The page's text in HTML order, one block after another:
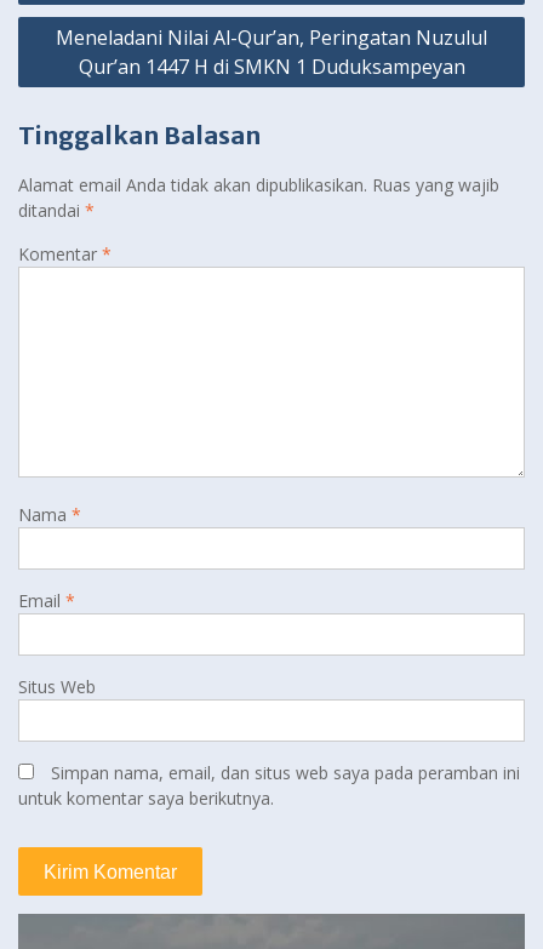
Meneladani Nilai Al-Qur’an, Peringatan Nuzulul
Qur’an 1447 H di SMKN 1 Duduksampeyan
Tinggalkan Balasan
Alamat email Anda tidak akan dipublikasikan. Ruas yang wajib
ditandai *
Komentar *
Nama *
Email *
Situs Web
Simpan nama, email, dan situs web saya pada peramban ini
untuk komentar saya berikutnya.